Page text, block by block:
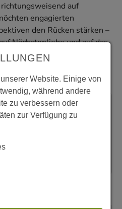
auf
engagierten
den Rücken stärken –
Nächstenliebe und auf das
Sie die Arbeit der Caritas
Opfertag, Sonntag,
zum Jubiläumsjahr
Website. Einige von
während andere
zu verbessern oder
zur Verfügung zu